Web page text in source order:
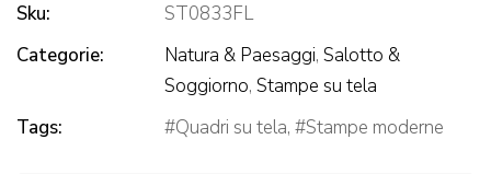
Sku:
ST0833FL
Categorie:
Natura & Paesaggi, Salotto &
Soggiorno, Stampe su tela
Tags:
Quadri su tela, Stampe moderne